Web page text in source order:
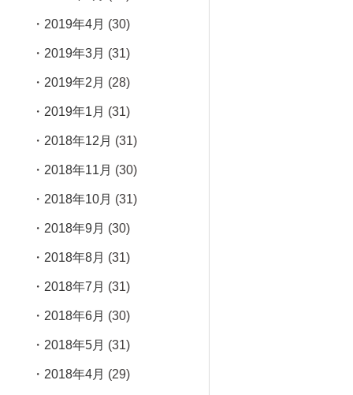
2019年4月 (30)
2019年3月 (31)
2019年2月 (28)
2019年1月 (31)
2018年12月 (31)
2018年11月 (30)
2018年10月 (31)
2018年9月 (30)
2018年8月 (31)
2018年7月 (31)
2018年6月 (30)
2018年5月 (31)
2018年4月 (29)